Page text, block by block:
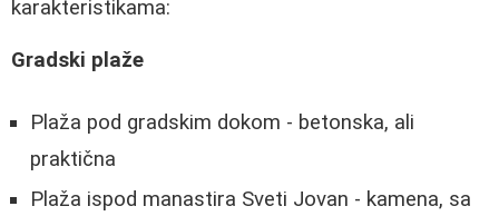
karakteristikama:
Gradski plaže
Plaža pod gradskim dokom - betonska, ali
praktična
Plaža ispod manastira Sveti Jovan - kamena, sa